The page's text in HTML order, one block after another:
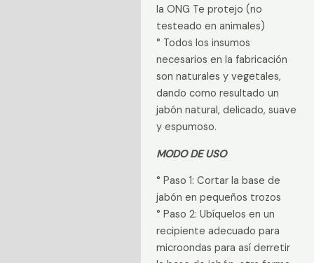
la ONG Te protejo (no
testeado en animales)
° Todos los insumos
necesarios en la fabricación
son naturales y vegetales,
dando como resultado un
jabón natural, delicado, suave
y espumoso.
MODO DE USO
° Paso 1: Cortar la base de
jabón en pequeños trozos
° Paso 2: Ubíquelos en un
recipiente adecuado para
microondas para así derretir